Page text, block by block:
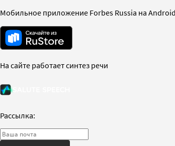
Мобильное приложение Forbes Russia на Android
На сайте работает синтез речи
Рассылка: